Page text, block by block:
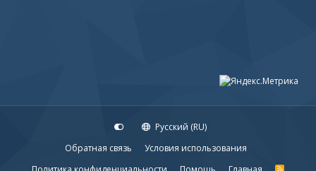
Русский (RU)
Обратная связь
Условия использования
R